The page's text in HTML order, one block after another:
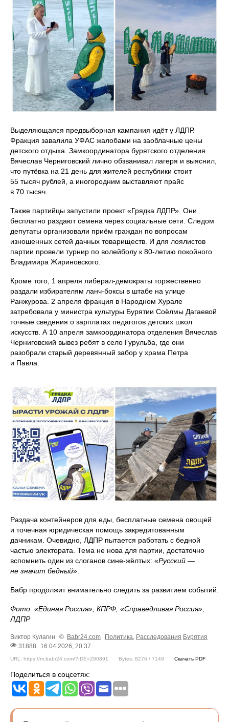
Выделяющаяся предвыборная кампания идёт у ЛДПР.
Фракция завалила УФАС жалобами на заоблачные цены
детского отдыха. Замкоординатора бурятского отделения
Вячеслав Черниговский лично обзванивал лагеря и выяснил,
что путёвка на 21 день для жителей республики стоит
55 тысяч рублей, а иногородним выставляют прайс
в 70 тысяч.
Также партийцы запустили проект «Грядка ЛДПР». Они
бесплатно раздают семена через социальные сети. Следом
депутаты организовали приём граждан по вопросам
изношенных сетей дачных товариществ. И для лоялистов
партии провели турнир по волейболу к 80-летию покойного
Владимира Жириновского.
Кроме того, 1 апреля либерал-демократы торжественно
раздали избирателям ланч-боксы в штабе на улице
Ранжурова. 2 апреля фракция в Народном Хурале
затребовала у министра культуры Бурятии Соёлмы Дагаевой
точные сведения о зарплатах педагогов детских школ
искусств. А 10 апреля замкоординатора отделения Вячеслав
Черниговский вывез ребят в село Гурульба, где они
разобрали старый деревянный забор у храма Петра
и Павла.
Раздача контейнеров для еды, бесплатные семена овощей
и точечная юридическая помощь закредитованным
дачникам. Очевидно, ЛДПР пытается работать с бедной
частью электората. Тема не нова для партии, достаточно
вспомнить один из слоганов сине-жёлтых: «Русский —
не значит бедный».
Бабр продолжит внимательно следить за развитием событий.
Фото: «Единая Россия», КПРФ, «Справедливая Россия»,
ЛДПР
Виктор Кулагин © Babr24.com Политика, Расследования Бурятия
31888
16.04.2026, 20:37
URL: https://m.babr24.com/?IDE=290891 Bytes: 8276 / 7149 Скачать PDF
Поделиться в соцсетях: